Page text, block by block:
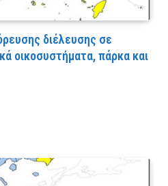
διέλευσης σε
οικοσυστήματα, πάρκα και